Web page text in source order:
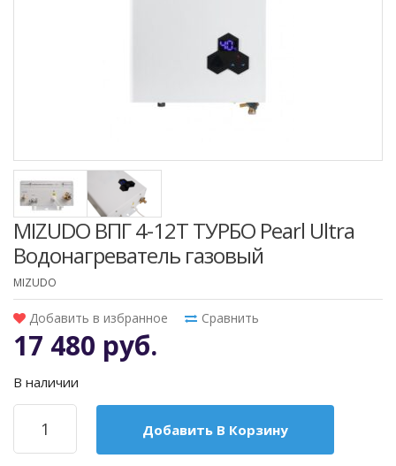
MIZUDO BПГ 4-12T ТУРБО Pearl Ultra
Водонагреватель газовый
MIZUDO
Добавить в избранное Сравнить
17 480 руб.
В наличии
Добавить В Корзину